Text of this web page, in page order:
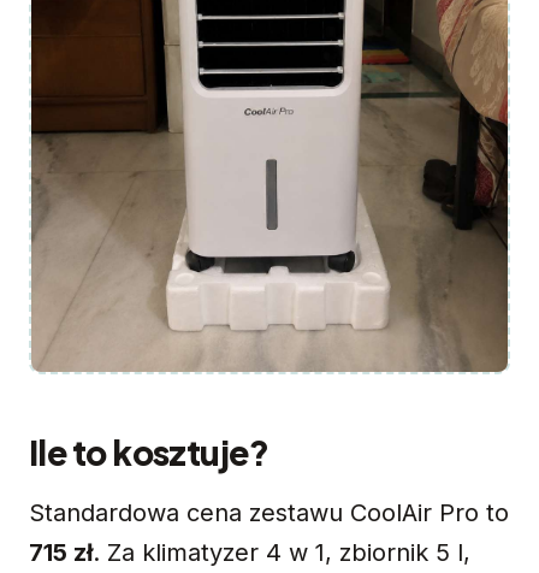
Ile to kosztuje?
Standardowa cena zestawu CoolAir Pro to
715 zł. Za klimatyzer 4 w 1, zbiornik 5 l,